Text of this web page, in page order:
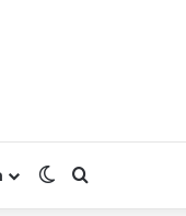
Switch skin